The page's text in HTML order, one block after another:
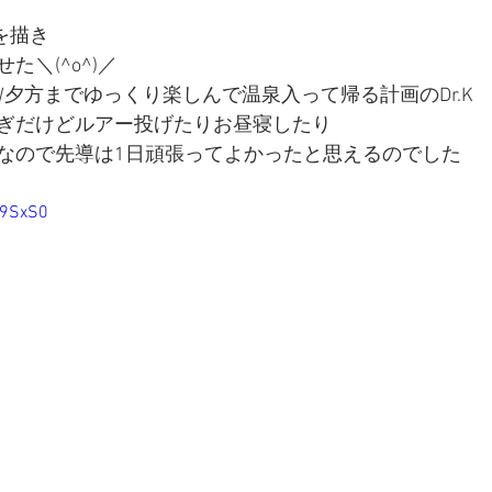
描き
た＼(^o^)／
方までゆっくり楽しんで温泉入って帰る計画のDr.K
だけどルアー投げたりお昼寝したり
ので先導は1日頑張ってよかったと思えるのでした